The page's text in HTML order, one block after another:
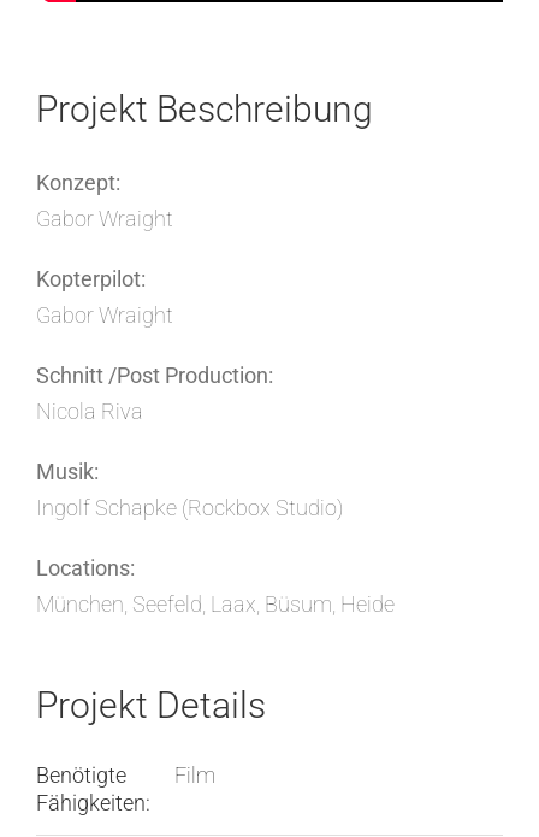
Projekt Beschreibung
Konzept:
Gabor Wraight
Kopterpilot:
Gabor Wraight
Schnitt /Post Production:
Nicola Riva
Musik:
Ingolf Schapke (Rockbox Studio)
Locations:
München, Seefeld, Laax, Büsum, Heide
Projekt Details
Benötigte
Fähigkeiten:
Film